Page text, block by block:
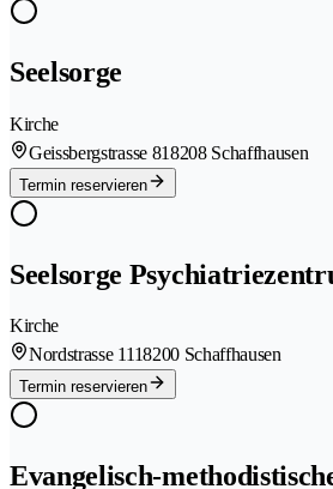
Seelsorge
Kirche
Geissbergstrasse 818208 Schaffhausen
Termin reservieren
Seelsorge
Kirche
Nordstrasse 1118200 Schaffhausen
Termin reservieren
Evangelisch-